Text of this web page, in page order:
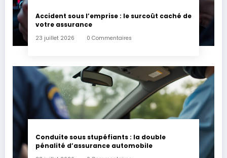
Accident sous l’emprise : le surcoût caché de
votre assurance
23 juillet 2026 0 Commentaires
Conduite sous stupéfiants : la double
pénalité d’assurance automobile